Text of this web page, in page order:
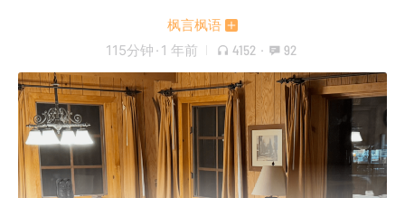
枫言枫语
115分钟 · 1 年前 4152 · 92